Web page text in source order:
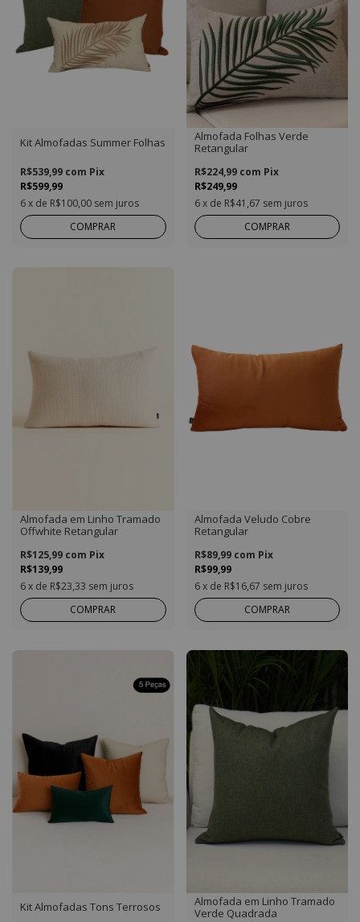
Kit Almofadas Summer Folhas
R$599,99
R$539,99 com Pix
6x de R$100,00 sem juros
COMPRAR
Almofada Folhas Verde
Retangular
R$249,99
R$224,99 com Pix
6 x de R$41,67 sem juros
COMPRAR
Almofada em Linho Tramado
Offwhite Retangular
R$139,99
R$125,99 com Pix
6x de R$23,33 sem juros
COMPRAR
Almofada Veludo Cobre
Retangular
R$99,99
R$89,99 com Pix
6 x de R$16,67 sem juros
COMPRAR
Kit Almofadas Tons Terrosos
Almofada em Linho Tramado
Verde Quadrada